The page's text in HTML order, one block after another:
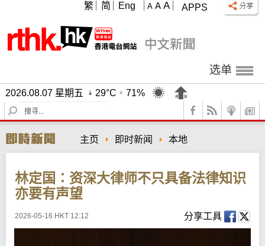
APPS
A A A
繁 简 Eng
选单
2026.08.07 星期五 29°C
71%
S
e
r
c
主页 即时新闻 本地
林定国∶资深大律师不只具备法律知识
亦要有声望
2026-05-16 HKT 12:12 分享工具